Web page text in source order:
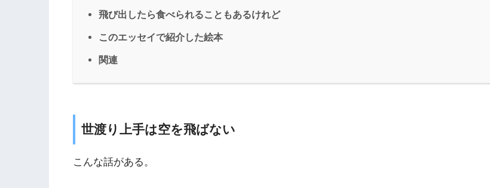
飛び出したら食べられることもあるけれど
このエッセイで紹介した絵本
関連
世渡り上手は空を飛ばない
こんな話がある。